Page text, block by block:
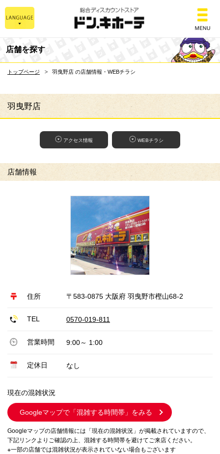
総合ディスカウント
店舗を探す
トップページ 羽曳野店 の店舗情報・WEBチラシ
羽曳野店
アクセス情報 WEBチラシ
店舗情報
住所 〒583-0875 大阪府 羽曳野市樫山68-2
TEL 0570-019-811
営業時間 9:00～ 1:00
定休日 なし
現在の混雑状況
Googleマップで 「混雑する時間帯」をみる
Googleマップの店舗情報には「現在の混雑状況」が掲載されていますので、
下記リンクよりご確認の上、混雑する時間帯を避けてご来店ください。
※一部の店舗では混雑状況が表示されていない場合もございます